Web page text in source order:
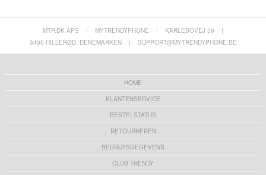
MTP.DK APS | MYTRENDYPHONE | KARLEBOVEJ 59
|
3400 HILLERØD, DENEMARKEN
| SUPPORT@MYTRENDYPHONE.BE
HOME
KLANTENSERVICE
BESTELSTATUS
RETOURNEREN
BEDRIJFSGEGEVENS
CLUB TRENDY